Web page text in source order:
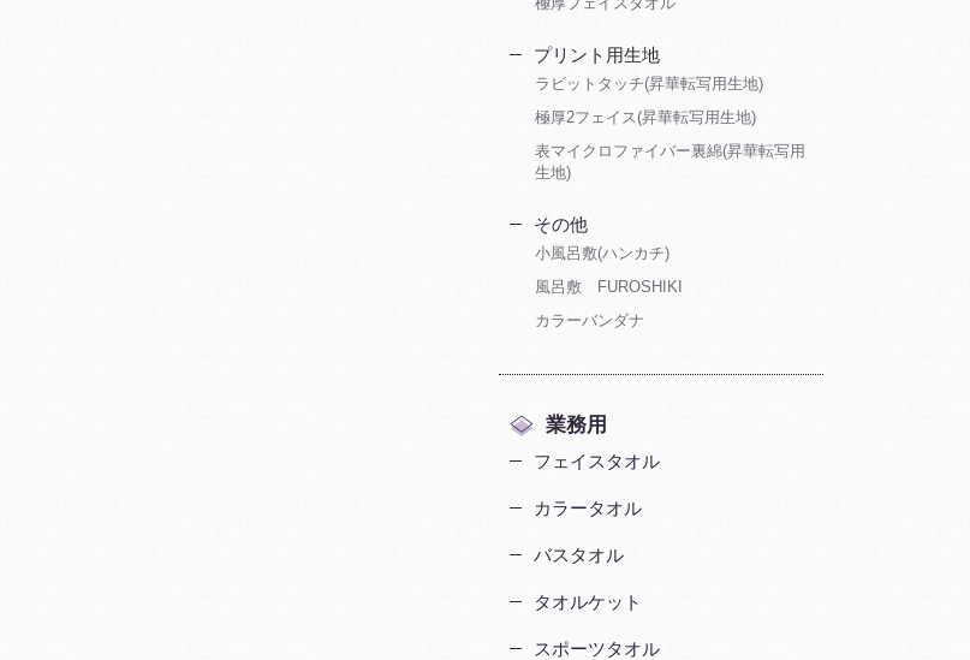
プリント用生地
ラビットタッチ(昇華転写用生地)
極厚2フェイス(昇華転写用生地)
表マイクロファイバー裏綿(昇華転写用
生地)
その他
小風呂敷(ハンカチ)
風呂敷 FUROSHIKI
カラーバンダナ
業務用
フェイスタオル
カラータオル
バスタオル
タオルケット
スポーツタオル